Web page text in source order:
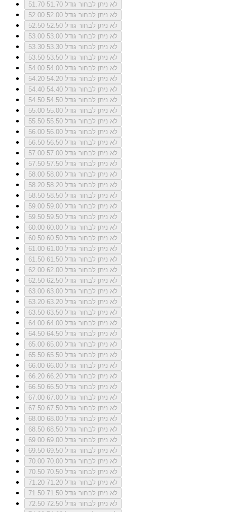
51.70
לא ניתן לבחור גודל 51.70
52.00
לא ניתן לבחור גודל 52.00
52.50
לא ניתן לבחור גודל 52.50
53.00
לא ניתן לבחור גודל 53.00
53.30
לא ניתן לבחור גודל 53.30
53.50
לא ניתן לבחור גודל 53.50
54.00
לא ניתן לבחור גודל 54.00
54.20
לא ניתן לבחור גודל 54.20
54.40
לא ניתן לבחור גודל 54.40
54.50
לא ניתן לבחור גודל 54.50
55.00
לא ניתן לבחור גודל 55.00
55.50
לא ניתן לבחור גודל 55.50
56.00
לא ניתן לבחור גודל 56.00
56.50
לא ניתן לבחור גודל 56.50
57.00
לא ניתן לבחור גודל 57.00
57.50
לא ניתן לבחור גודל 57.50
58.00
לא ניתן לבחור גודל 58.00
58.20
לא ניתן לבחור גודל 58.20
58.50
לא ניתן לבחור גודל 58.50
59.00
לא ניתן לבחור גודל 59.00
59.50
לא ניתן לבחור גודל 59.50
60.00
לא ניתן לבחור גודל 60.00
60.50
לא ניתן לבחור גודל 60.50
61.00
לא ניתן לבחור גודל 61.00
61.50
לא ניתן לבחור גודל 61.50
62.00
לא ניתן לבחור גודל 62.00
62.50
לא ניתן לבחור גודל 62.50
63.00
לא ניתן לבחור גודל 63.00
63.20
לא ניתן לבחור גודל 63.20
63.50
לא ניתן לבחור גודל 63.50
64.00
לא ניתן לבחור גודל 64.00
64.50
לא ניתן לבחור גודל 64.50
65.00
לא ניתן לבחור גודל 65.00
65.50
לא ניתן לבחור גודל 65.50
66.00
לא ניתן לבחור גודל 66.00
66.20
לא ניתן לבחור גודל 66.20
66.50
לא ניתן לבחור גודל 66.50
67.00
לא ניתן לבחור גודל 67.00
67.50
לא ניתן לבחור גודל 67.50
68.00
לא ניתן לבחור גודל 68.00
68.50
לא ניתן לבחור גודל 68.50
69.00
לא ניתן לבחור גודל 69.00
69.50
לא ניתן לבחור גודל 69.50
70.00
לא ניתן לבחור גודל 70.00
70.50
לא ניתן לבחור גודל 70.50
71.20
לא ניתן לבחור גודל 71.20
71.50
לא ניתן לבחור גודל 71.50
72.50
לא ניתן לבחור גודל 72.50